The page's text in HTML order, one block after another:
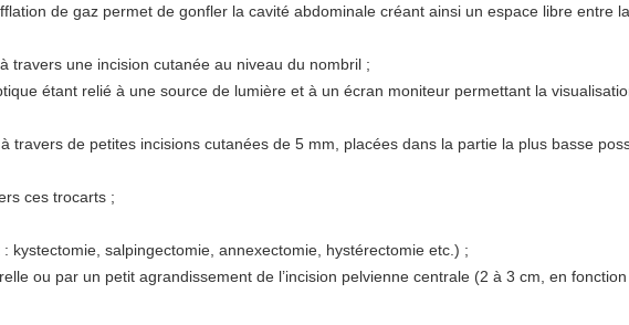
de gaz permet de gonfler la cavité abdominale créant ainsi un espace libre entre
travers une incision cutanée au niveau du nombril ;
étant relié à une source de lumière et à un écran moniteur permettant la
travers de petites incisions cutanées de 5 mm, placées dans la partie la plus basse
ces trocarts ;
kystectomie, salpingectomie, annexectomie, hystérectomie etc.) ;
ou par un petit agrandissement de l’incision pelvienne centrale (2 à 3 cm, en